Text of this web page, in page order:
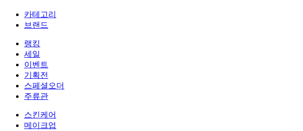
카테고리
브랜드
랭킹
세일
이벤트
기획전
스페셜오더
주류관
스킨케어
메이크업